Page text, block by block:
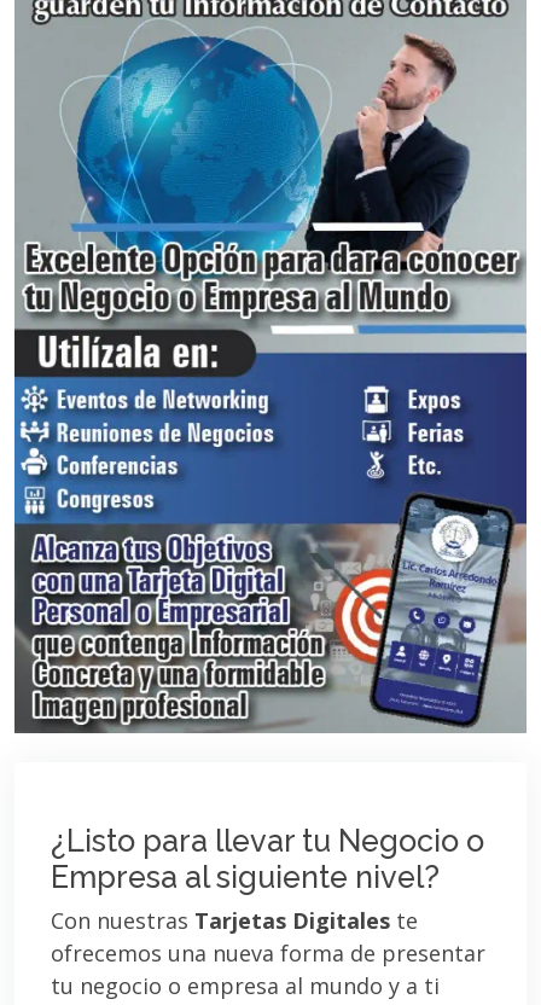
¿Listo para llevar tu Negocio o
Empresa al siguiente nivel?
Con nuestras Tarjetas Digitales te
ofrecemos una nueva forma de presentar
tu negocio o empresa al mundo y a ti